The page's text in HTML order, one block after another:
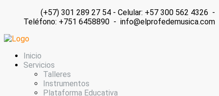
(+57) 301 289 27 54 - Celular: +57 300 562 4326 -
Teléfono: +751 6458890 - info@elprofedemusica.com
Inicio
Servicios
Talleres
Instrumentos
Plataforma Educativa